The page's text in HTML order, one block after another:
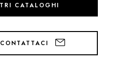
CATALOGHI